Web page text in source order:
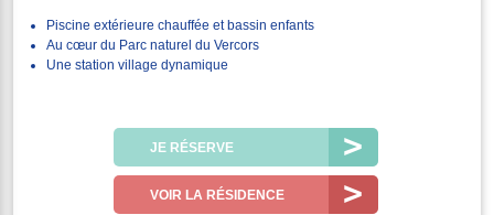
Piscine extérieure chauffée et bassin enfants
Au cœur du Parc naturel du Vercors
Une station village dynamique
JE RÉSERVE
VOIR LA RÉSIDENCE